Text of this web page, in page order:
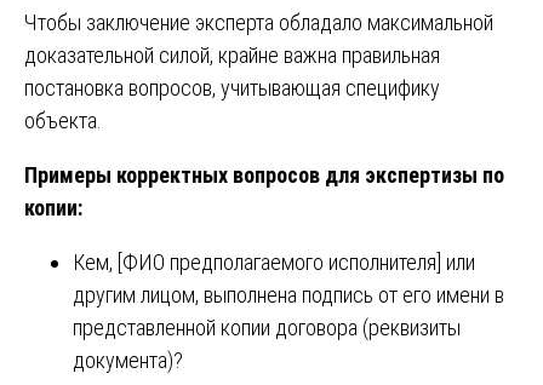
Чтобы заключение эксперта обладало максимальной
доказательной силой, крайне важна правильная
постановка вопросов, учитывающая специфику
объекта.
Примеры корректных вопросов для экспертизы по
копии:
Кем, [ФИО предполагаемого исполнителя] или
другим лицом, выполнена подпись от его имени в
представленной копии договора (реквизиты
документа)?